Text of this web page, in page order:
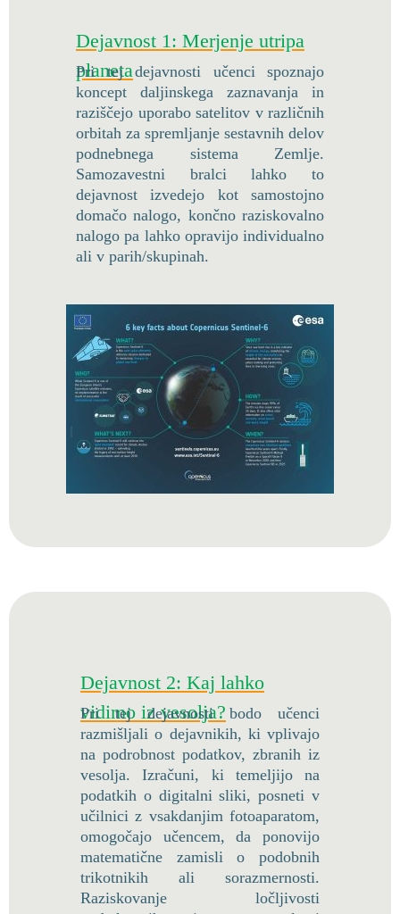
Dejavnost 1: Merjenje utripa
planeta
Pri tej dejavnosti učenci spoznajo
koncept daljinskega zaznavanja in
raziščejo uporabo satelitov v različnih
orbitah za spremljanje sestavnih delov
podnebnega sistema Zemlje.
Samozavestni bralci lahko to
dejavnost izvedejo kot samostojno
domačo nalogo, končno raziskovalno
nalogo pa lahko opravijo individualno
ali v parih/skupinah.
Dejavnost 2: Kaj lahko
vidimo iz vesolja?
Pri tej dejavnosti bodo učenci
razmišljali o dejavnikih, ki vplivajo
na podrobnost podatkov, zbranih iz
vesolja. Izračuni, ki temeljijo na
podatkih o digitalni sliki, posneti v
učilnici z vsakdanjim fotoaparatom,
omogočajo učencem, da ponovijo
matematične zamisli o podobnih
trikotnikih ali sorazmernosti.
Raziskovanje ločljivosti